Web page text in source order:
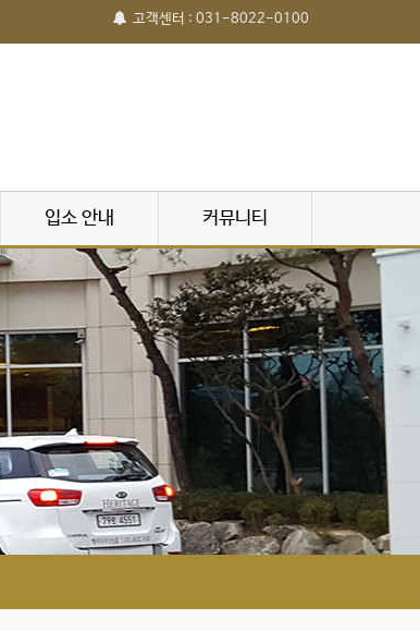
고객센터 : 031-8022-0100
입소 안내 커뮤니티